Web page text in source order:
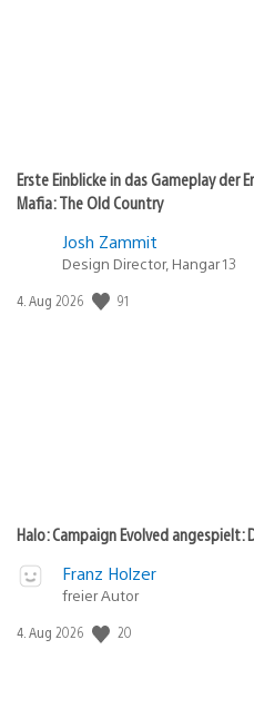
Erste Einblicke in das Gameplay der
Mafia: The Old Country
Josh Zammit
Design Director, Hangar 13
Veröffentlichungsdatum:
4. Aug 2026 91
Halo: Campaign Evolved
Franz Holzer
freier Autor
Veröffentlichungsdatum:
4. Aug 2026 20